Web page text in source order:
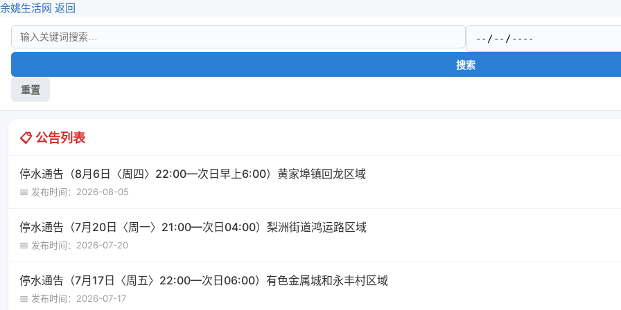
余姚生活网 返回
搜索
重置
📋 公告列表
停水通告（8月6日〈周四〉22:00—次日早上6:00）黄家埠镇回龙区域
📅 发布时间：2026-08-05
停水通告（7月20日〈周一〉21:00—次日04:00）梨洲街道鸿运路区域
📅 发布时间：2026-07-20
停水通告（7月17日〈周五〉22:00—次日06:00）有色金属城和永丰村区域
📅 发布时间：2026-07-17